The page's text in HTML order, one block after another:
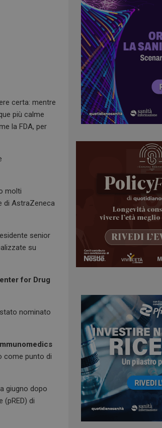
certa: mentre
più calme
la FDA, per
molti
di AstraZeneca
senior
su
for Drug
nominato
come punto di
giugno dopo
(pRED) di